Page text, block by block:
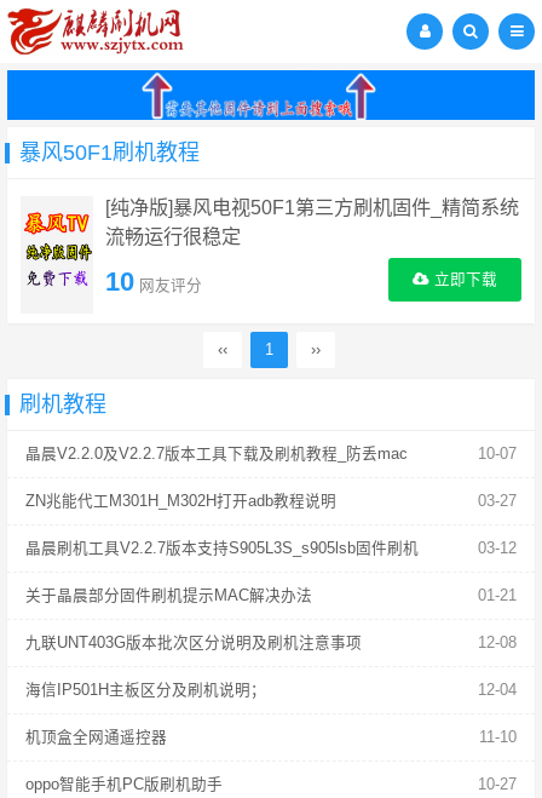
暴风50F1刷机教程
[纯净版]暴风电视50F1第三方刷机固件_精简系统
流畅运行很稳定
10 网友评分 立即下载
‹‹ 1 ››
刷机教程
10-07
晶晨V2.2.0及V2.2.7版本工具下载及刷机教程_防丢mac
03-27
ZN兆能代工M301H_M302H打开adb教程说明
03-12
晶晨刷机工具V2.2.7版本支持S905L3S_s905lsb固件刷机
01-21
关于晶晨部分固件刷机提示MAC解决办法
12-08
九联UNT403G版本批次区分说明及刷机注意事项
12-04
海信IP501H主板区分及刷机说明；
11-10
机顶盒全网通遥控器
10-27
oppo智能手机PC版刷机助手